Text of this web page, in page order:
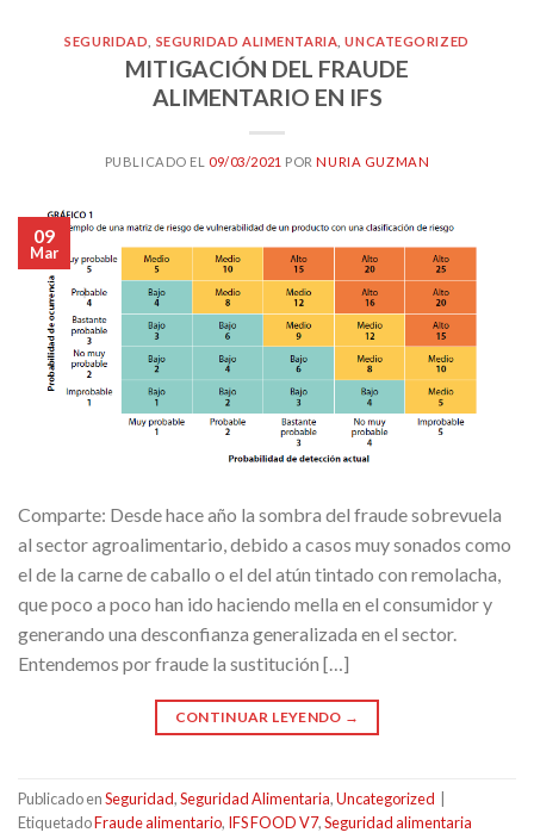
SEGURIDAD SEGURIDAD ALIMENTARIA ,UNCATEGORIZED
MITIGACIÓN DEL FRAUDE
ALIMENTARIO EN IFS
PUBLICADO EL 09/03/2021 PORNURIA GUZMAN
09
Mar
Comparte: Desde hace año la sombra del fraude sobrevuela
al sector agroalimentario, debido a casos muy sonados como
el de la carne de caballo o el del atún tintado con remolacha,
que poco a poco han ido haciendo mella en el consumidor y
generando una desconfianza generalizada en el sector.
Entendemos por fraude la sustitución […]
CONTINUAR LEYENDO →
Publicado enSeguridad,Seguridad Alimentaria,Uncategorized
EtiquetadoFraude alimentario, IFS FOOD V7,Seguridad alimentaria